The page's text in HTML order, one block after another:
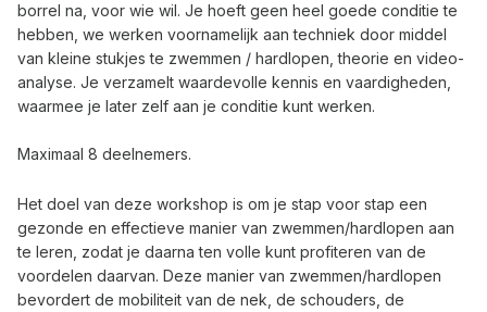
borrel na, voor wie wil. Je hoeft geen heel goede conditie te
hebben, we werken voornamelijk aan techniek door middel
van kleine stukjes te zwemmen / hardlopen, theorie en video-
analyse. Je verzamelt waardevolle kennis en vaardigheden,
waarmee je later zelf aan je conditie kunt werken.
Maximaal 8 deelnemers.
Het doel van deze workshop is om je stap voor stap een
gezonde en effectieve manier van zwemmen/hardlopen aan
te leren, zodat je daarna ten volle kunt profiteren van de
voordelen daarvan. Deze manier van zwemmen/hardlopen
bevordert de mobiliteit van de nek, de schouders, de